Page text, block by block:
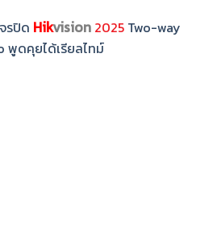
รปิด Hikvision 2025Two-way
พูดคุยได้เรียลไทม์